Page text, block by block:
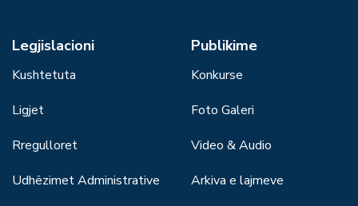
Legjislacioni
Kushtetuta
Ligjet
Rregulloret
Udhëzimet Administrative
Publikime
Konkurse
Foto Galeri
Video & Audio
Arkiva e lajmeve